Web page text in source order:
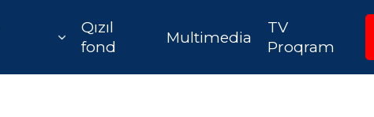
Qızıl
fond
Multimedia
TV
Proqram